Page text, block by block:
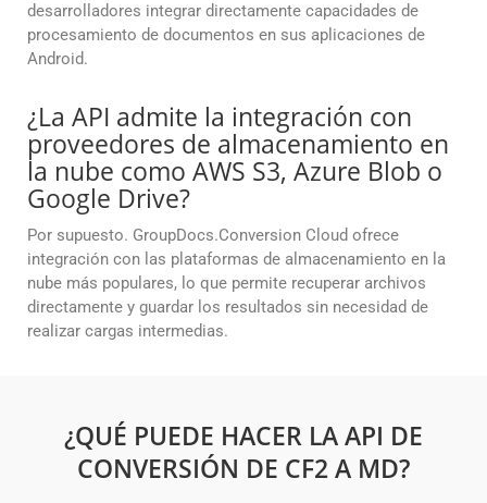
desarrolladores integrar directamente capacidades de
procesamiento de documentos en sus aplicaciones de
Android.
¿La API admite la integración con
proveedores de almacenamiento en
la nube como AWS S3, Azure Blob o
Google Drive?
Por supuesto. GroupDocs.Conversion Cloud ofrece
integración con las plataformas de almacenamiento en la
nube más populares, lo que permite recuperar archivos
directamente y guardar los resultados sin necesidad de
realizar cargas intermedias.
¿QUÉ PUEDE HACER LA API DE
CONVERSIÓN DE CF2 A MD?